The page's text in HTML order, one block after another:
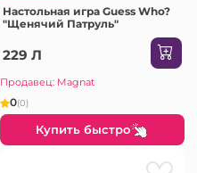
Настольная игра Guess Who?
"Щенячий Патруль"
229 Л
Продавец: Magnat
0(0)
Купить быстро